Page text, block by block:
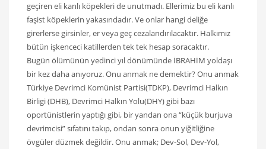
geçiren eli kanlı köpekleri de unutmadı. Ellerimiz bu eli kanlı
faşist köpeklerin yakasındadır. Ve onlar hangi deliğe
girerlerse girsinler, er veya geç cezalandırılacaktır. Halkımız
bütün işkenceci katillerden tek tek hesap soracaktır.
Bugün ölümünün yedinci yıl dönümünde İBRAHİM yoldaşı
bir kez daha anıyoruz. Onu anmak ne demektir? Onu anmak
Türkiye Devrimci Komünist Partisi(TDKP), Devrimci Halkın
Birligi (DHB), Devrimci Halkın Yolu(DHY) gibi bazı
oportünistlerin yaptığı gibi, bir yandan ona “küçük burjuva
devrimcisi” sıfatını takıp, ondan sonra onun yiğitliğine
övgüler düzmek değildir. Onu anmak; Dev-Sol, Dev-Yol,